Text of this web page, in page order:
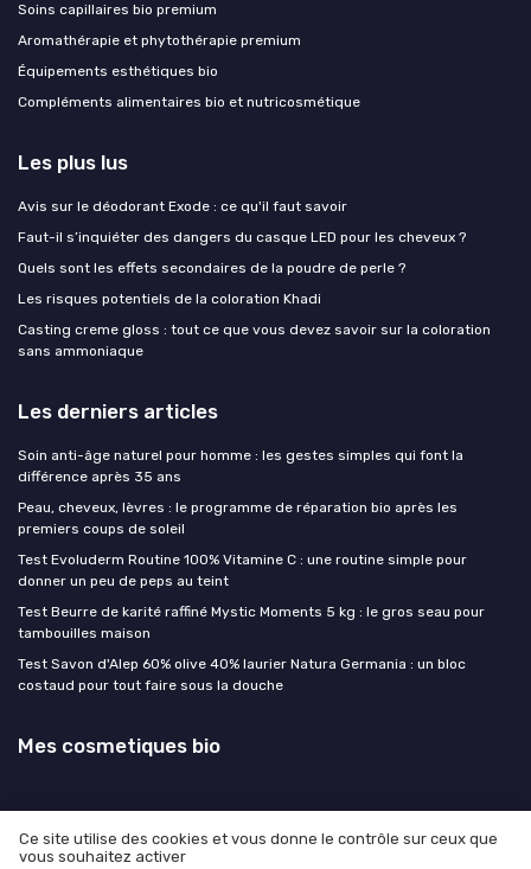
Soins capillaires bio premium
Aromathérapie et phytothérapie premium
Équipements esthétiques bio
Compléments alimentaires bio et nutricosmétique
Les plus lus
Avis sur le déodorant Exode : ce qu'il faut savoir
Faut-il s’inquiéter des dangers du casque LED pour les cheveux ?
Quels sont les effets secondaires de la poudre de perle ?
Les risques potentiels de la coloration Khadi
Casting creme gloss : tout ce que vous devez savoir sur la coloration
sans ammoniaque
Les derniers articles
Soin anti-âge naturel pour homme : les gestes simples qui font la
différence après 35 ans
Peau, cheveux, lèvres : le programme de réparation bio après les
premiers coups de soleil
Test Evoluderm Routine 100% Vitamine C : une routine simple pour
donner un peu de peps au teint
Test Beurre de karité raffiné Mystic Moments 5 kg : le gros seau pour
tambouilles maison
Test Savon d'Alep 60% olive 40% laurier Natura Germania : un bloc
costaud pour tout faire sous la douche
Mes cosmetiques bio
Ce site utilise des cookies et vous donne le contrôle sur ceux que
vous souhaitez activer